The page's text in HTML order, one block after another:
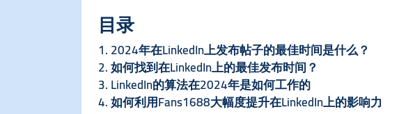
目录
1. 2024年在LinkedIn上发布帖子的最佳时间是什么？
2. 如何找到在LinkedIn上的最佳发布时间？
3. LinkedIn的算法在2024年是如何工作的
4. 如何利用Fans1688大幅度提升在LinkedIn上的影响力